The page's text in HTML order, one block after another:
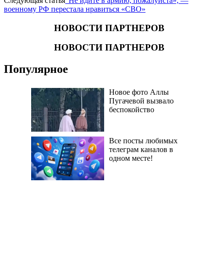
военному РФ перестала нравиться «СВО»
НОВОСТИ ПАРТНЕРОВ
НОВОСТИ ПАРТНЕРОВ
Популярное
Новое фото Аллы
Пугачевой вызвало
беспокойство
Все посты любимых
телеграм каналов в
одном месте!